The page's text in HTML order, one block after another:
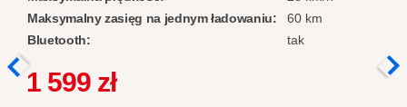
Maksymalny zasięg na jednym ładowaniu:
60 km
Bluetooth:
tak
1 599 zł